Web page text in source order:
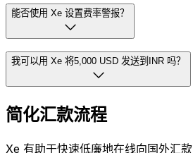
能否使用 Xe 设置费率警报？
我可以用 Xe 将5,000 USD 发送到INR 吗？
简化汇款流程
Xe 有助于快速低廉地在线向国外汇款